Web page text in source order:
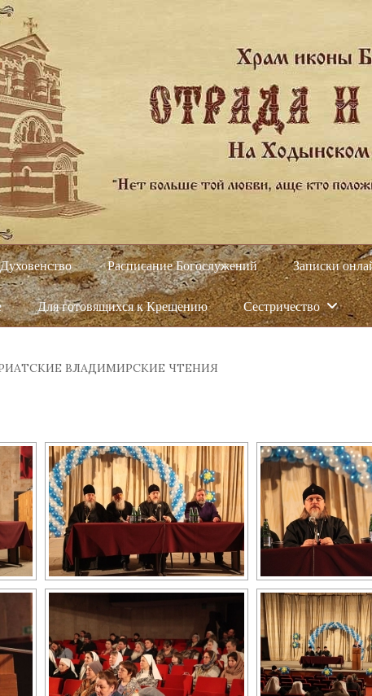
Духовенство Расписание Богослужений Записки
Для готовящихся к Крещению Сестричество
ВЛАДИМИРСКИЕ ЧТЕНИЯ